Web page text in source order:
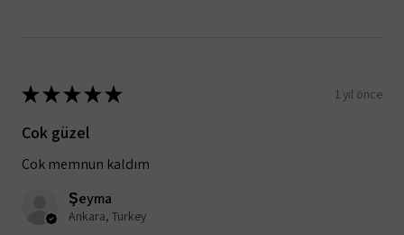
★★★★★ 1 yıl önce
Çok güzel
Çok memnun kaldım
Şeyma
Ankara, Turkey